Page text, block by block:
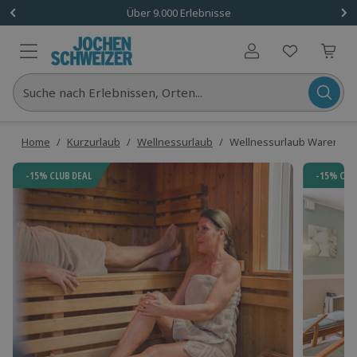
Über 9.000 Erlebnisse
Benutzerkonto
Suche nach Erlebnissen, Orten...
Home / Kurzurlaub / Wellnessurlaub / Wellnessurlaub Waren
-15% CLUB DEAL -15%